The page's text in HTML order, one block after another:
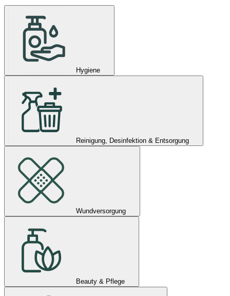
Hygiene
Reinigung, Desinfektion & Entsorgung
Wundversorgung
Beauty & Pflege